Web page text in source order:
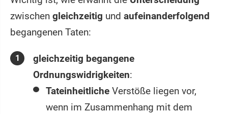
zwischen gleichzeitig und aufeinanderfolgend
begangenen Taten:
gleichzeitig begangene
Ordnungswidrigkeiten:
Tateinheitliche Verstöße liegen vor,
wenn im Zusammenhang mit dem